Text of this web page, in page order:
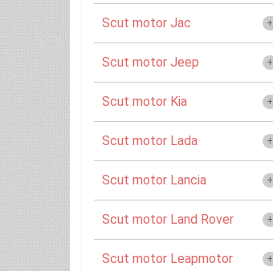
Scut motor Jac
Scut motor Jeep
Scut motor Kia
Scut motor Lada
Scut motor Lancia
Scut motor Land Rover
Scut motor Leapmotor